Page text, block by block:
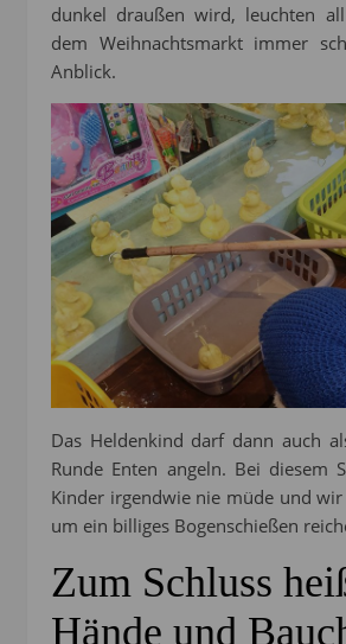
dunkel draußen wird, leuchten
dem Weihnachtsmarkt immer
Anblick.
Das Heldenkind darf dann auch
Runde Enten angeln. Bei diesem
Kinder irgendwie nie müde und
um ein billiges Bogenschießen
Zum Schluss
Hände und